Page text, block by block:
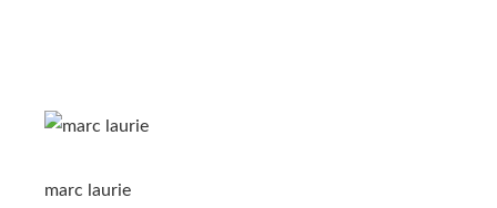
marc laurie